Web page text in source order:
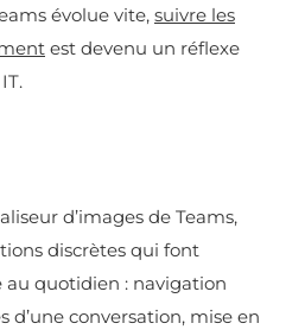
évolue vite, suivre les
est devenu un réflexe
d’images de Teams,
discrètes qui font
quotidien : navigation
d’une conversation, mise en